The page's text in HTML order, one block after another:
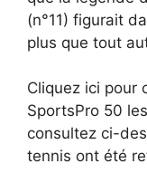
(n°11) figurait
plus que tout
Cliquez ici pour
SportsPro 50
consultez ci-
tennis ont été